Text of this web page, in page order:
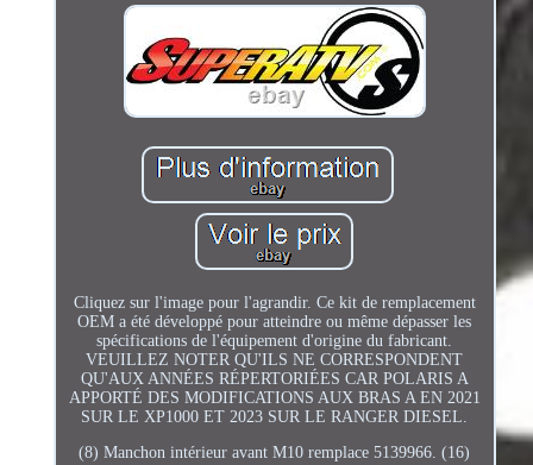
Cliquez sur l'image pour l'agrandir. Ce kit de remplacement
OEM a été développé pour atteindre ou même dépasser les
spécifications de l'équipement d'origine du fabricant.
VEUILLEZ NOTER QU'ILS NE CORRESPONDENT
QU'AUX ANNÉES RÉPERTORIÉES CAR POLARIS A
APPORTÉ DES MODIFICATIONS AUX BRAS A EN 2021
SUR LE XP1000 ET 2023 SUR LE RANGER DIESEL.
(8) Manchon intérieur avant M10 remplace 5139966. (16)